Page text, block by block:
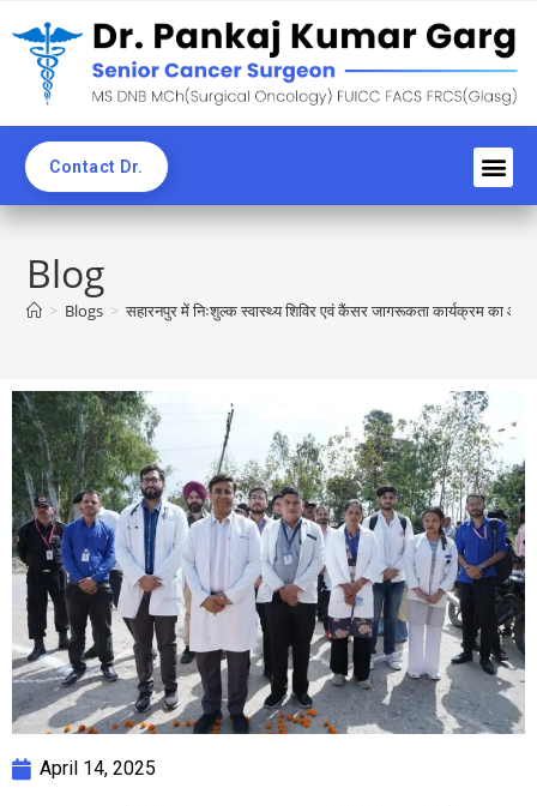
Contact Dr.
Blog
> Blogs > सहारनपुर में निःशुल्क स्वास्थ्य शिविर एवं कैंसर जागरूकता कार्यक्रम का
April 14, 2025